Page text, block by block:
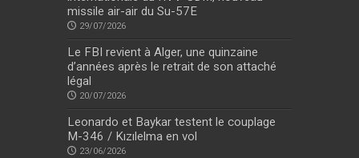
missile air-air du Su-57E
29/07/2026
Le FBI revient à Alger, une quinzaine
d’années après le retrait de son attaché
légal
20/07/2026
Leonardo et Baykar testent le couplage
M-346 / Kızılelma en vol
23/06/2026